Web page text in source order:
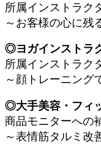
所属インストラク
～お客様の心に残
◎ヨガインストラ
所属インストラク
～顔トレーニング
◎大手美容・フィ
商品モニターへの
～表情筋タルミ改